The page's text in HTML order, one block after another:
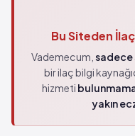
Bu Siteden İlaç
Vademecum, sadece
bir ilaç bilgi
hizmeti
yakın